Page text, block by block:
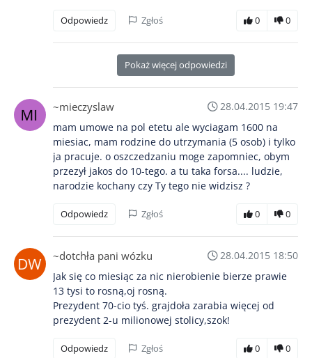
Odpowiedz Zgłoś 0 0
Pokaż więcej odpowiedzi
~mieczyslaw
28.04.2015 19:47
mam umowe na pol etetu ale wyciagam 1600 na
miesiac, mam rodzine do utrzymania (5 osob) i tylko
ja pracuje. o oszczedzaniu moge zapomniec, obym
przezył jakos do 10-tego. a tu taka forsa.... ludzie,
narodzie kochany czy Ty tego nie widzisz ?
Odpowiedz Zgłoś 0 0
~dotchła pani wózku
28.04.2015 18:50
Jak się co miesiąc za nic nierobienie bierze prawie
13 tysi to rosną,oj rosną.
Prezydent 70-cio tyś. grajdoła zarabia więcej od
prezydent 2-u milionowej stolicy,szok!
Odpowiedz Zgłoś 0 0